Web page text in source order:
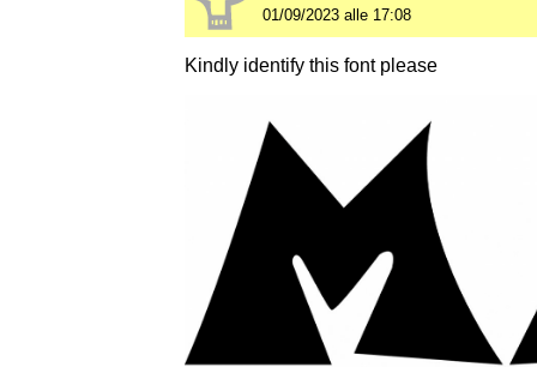
01/09/2023 alle 17:08
Kindly identify this font please